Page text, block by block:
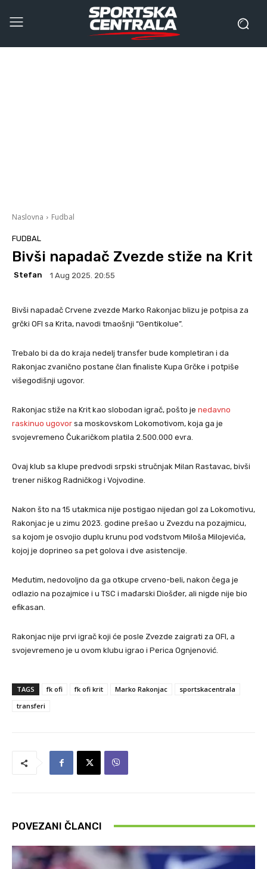
Naslovna Fudbal
FUDBAL
Bivši napadač Zvezde stiže na Krit
Stefan 1 Aug 2025. 20:55
Bivši napadač Crvene zvezde Marko Rakonjac blizu je potpisa za
grčki OFI sa Krita, navodi tmaošnji “Gentikolue”.
Trebalo bi da do kraja nedelj transfer bude kompletiran i da
Rakonjac zvanično postane član finaliste Kupa Grčke i potpiše
višegodišnji ugovor.
Rakonjac stiže na Krit kao slobodan igrač, pošto je nedavno
raskinuo ugovor sa moskovskom Lokomotivom, koja ga je
svojevremeno Čukaričkom platila 2.500.000 evra.
Ovaj klub sa klupe predvodi srpski stručnjak Milan Rastavac, bivši
trener niškog Radničkog i Vojvodine.
Nakon što na 15 utakmica nije postigao nijedan gol za Lokomotivu,
Rakonjac je u zimu 2023. godine prešao u Zvezdu na pozajmicu,
sa kojom je osvojio duplu krunu pod vođstvom Miloša Milojevića,
kojoj je doprineo sa pet golova i dve asistencije.
Međutim, nedovoljno da ga otkupe crveno-beli, nakon čega je
odlazio na pozajmice i u TSC i mađarski Diošđer, ali nigde nije bio
efikasan.
Rakonjac nije prvi igrač koji će posle Zvezde zaigrati za OFI, a
svojevremeno je u ovom klubu igrao i Perica Ognjenović.
TAGS fk ofi fk ofi krit Marko Rakonjac
sportskacentrala
transferi
POVEZANI ČLANCI